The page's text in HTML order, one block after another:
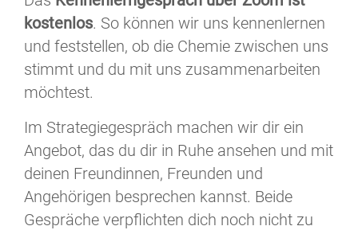
kostenlos. So können wir uns kennenlernen
und feststellen, ob die Chemie zwischen uns
stimmt und du mit uns zusammenarbeiten
möchtest.
Im Strategiegespräch machen wir dir ein
Angebot, das du dir in Ruhe ansehen und mit
deinen Freundinnen, Freunden und
Angehörigen besprechen kannst. Beide
Gespräche verpflichten dich noch nicht zu